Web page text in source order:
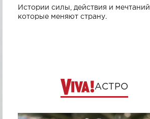
Истории силы, действия и мечтаний,
которые меняют страну.
АСТРО